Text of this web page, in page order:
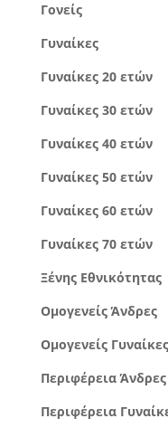
Γονείς
Γυναίκες
Γυναίκες 20 ετών
Γυναίκες 30 ετών
Γυναίκες 40 ετών
Γυναίκες 50 ετών
Γυναίκες 60 ετών
Γυναίκες 70 ετών
Ξένης Εθνικότητας
Ομογενείς Άνδρες
Ομογενείς Γυναίκες
Περιφέρεια Άνδρες
Περιφέρεια